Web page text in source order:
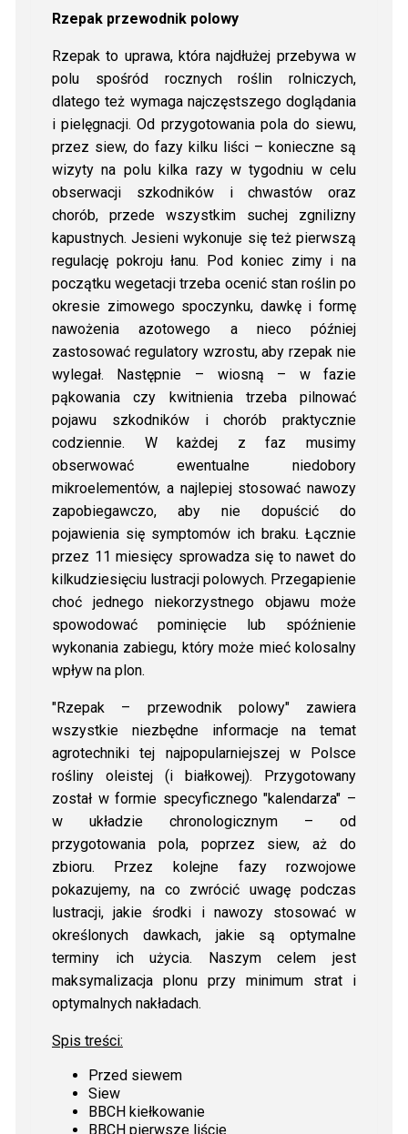
Rzepak przewodnik polowy
Rzepak to uprawa, która najdłużej przebywa w
polu spośród rocznych roślin rolniczych,
dlatego też wymaga najczęstszego doglądania
i pielęgnacji. Od przygotowania pola do siewu,
przez siew, do fazy kilku liści – konieczne są
wizyty na polu kilka razy w tygodniu w celu
obserwacji szkodników i chwastów oraz
chorób, przede wszystkim suchej zgnilizny
kapustnych. Jesieni wykonuje się też pierwszą
regulację pokroju łanu. Pod koniec zimy i na
początku wegetacji trzeba ocenić stan roślin po
okresie zimowego spoczynku, dawkę i formę
nawożenia azotowego a nieco później
zastosować regulatory wzrostu, aby rzepak nie
wylegał. Następnie – wiosną – w fazie
pąkowania czy kwitnienia trzeba pilnować
pojawu szkodników i chorób praktycznie
codziennie. W każdej z faz musimy
obserwować ewentualne niedobory
mikroelementów, a najlepiej stosować nawozy
zapobiegawczo, aby nie dopuścić do
pojawienia się symptomów ich braku. Łącznie
przez 11 miesięcy sprowadza się to nawet do
kilkudziesięciu lustracji polowych. Przegapienie
choć jednego niekorzystnego objawu może
spowodować pominięcie lub spóźnienie
wykonania zabiegu, który może mieć kolosalny
wpływ na plon.
"Rzepak – przewodnik polowy" zawiera
wszystkie niezbędne informacje na temat
agrotechniki tej najpopularniejszej w Polsce
rośliny oleistej (i białkowej). Przygotowany
został w formie specyficznego "kalendarza" –
w układzie chronologicznym – od
przygotowania pola, poprzez siew, aż do
zbioru. Przez kolejne fazy rozwojowe
pokazujemy, na co zwrócić uwagę podczas
lustracji, jakie środki i nawozy stosować w
określonych dawkach, jakie są optymalne
terminy ich użycia. Naszym celem jest
maksymalizacja plonu przy minimum strat i
optymalnych nakładach.
Spis treści:
Przed siewem
Siew
BBCH kiełkowanie
BBCH pierwsze liście